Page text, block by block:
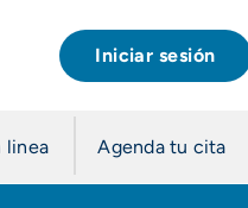
Iniciar sesión
linea Agenda tu cita